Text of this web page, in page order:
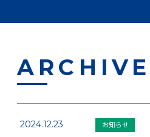
ARCHIVE
2024.12.23 お知らせ